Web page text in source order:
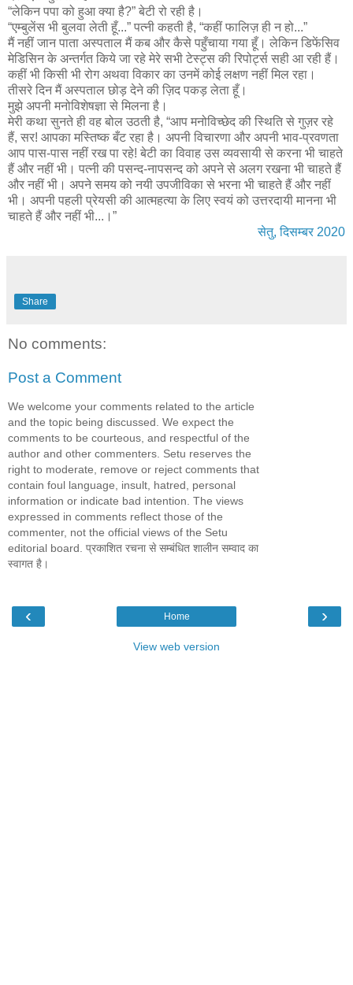
“लेकिन पपा को हुआ क्या है?” बेटी रो रही है।
“एम्बुलेंस भी बुलवा लेती हूँ...” पत्नी कहती है, “कहीं फालिज़ ही न हो...”
मैं नहीं जान पाता अस्पताल मैं कब और कैसे पहुँचाया गया हूँ। लेकिन डिफेंसिव
मेडिसिन के अन्तर्गत किये जा रहे मेरे सभी टेस्ट्स की रिपोर्ट्स सही आ रही हैं।
कहीं भी किसी भी रोग अथवा विकार का उनमें कोई लक्षण नहीं मिल रहा।
तीसरे दिन मैं अस्पताल छोड़ देने की ज़िद पकड़ लेता हूँ।
मुझे अपनी मनोविशेषज्ञा से मिलना है।
मेरी कथा सुनते ही वह बोल उठती है, “आप मनोविच्छेद की स्थिति से गुज़र रहे
हैं, सर! आपका मस्तिष्क बँट रहा है। अपनी विचारणा और अपनी भाव-प्रवणता
आप पास-पास नहीं रख पा रहे! बेटी का विवाह उस व्यवसायी से करना भी चाहते
हैं और नहीं भी। पत्नी की पसन्द-नापसन्द को अपने से अलग रखना भी चाहते हैं
और नहीं भी। अपने समय को नयी उपजीविका से भरना भी चाहते हैं और नहीं
भी। अपनी पहली प्रेयसी की आत्महत्या के लिए स्वयं को उत्तरदायी मानना भी
चाहते हैं और नहीं भी...।”
सेतु, दिसम्बर 2020
Share
No comments:
Post a Comment
We welcome your comments related to the article
and the topic being discussed. We expect the
comments to be courteous, and respectful of the
author and other commenters. Setu reserves the
right to moderate, remove or reject comments that
contain foul language, insult, hatred, personal
information or indicate bad intention. The views
expressed in comments reflect those of the
commenter, not the official views of the Setu
editorial board. प्रकाशित रचना से सम्बंधित शालीन सम्वाद का
स्वागत है।
‹ ›
Home
View web version